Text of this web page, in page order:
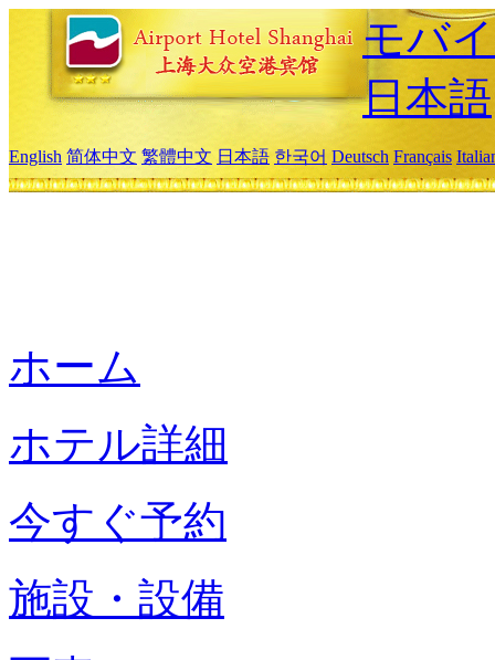
モバ
日本語
English 简体中文 繁體中文 日本語 한국어 Deutsch Français
ホーム
ホテル詳細
今すぐ予約
施設・設備